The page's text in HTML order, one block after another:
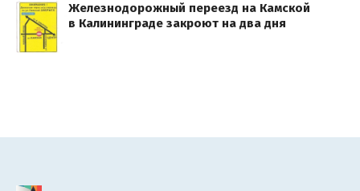
Железнодорожный переезд на Камской
в Калининграде закроют на два дня